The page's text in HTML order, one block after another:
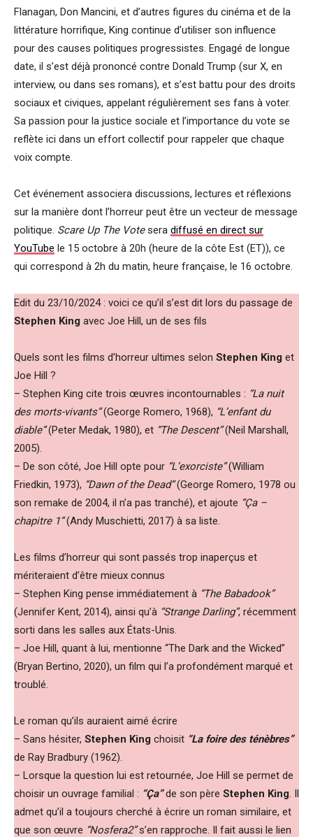
Flanagan, Don Mancini, et d’autres figures du cinéma et de la
littérature horrifique, King continue d’utiliser son influence
pour des causes politiques progressistes. Engagé de longue
date, il s’est déjà prononcé contre Donald Trump (sur X, en
interview, ou dans ses romans), et s’est battu pour des droits
sociaux et civiques, appelant régulièrement ses fans à voter.
Sa passion pour la justice sociale et l’importance du vote se
reflète ici dans un effort collectif pour rappeler que chaque
voix compte.
Cet événement associera discussions, lectures et réflexions
sur la manière dont l’horreur peut être un vecteur de message
politique. Scare Up The Votesera diffusé en direct sur
YouTube le 15 octobre à 20h (heure de la côte Est (ET)), ce
qui correspond à 2h du matin, heure française, le 16 octobre.
Edit du 23/10/2024 : voici ce qu’il s’est dit lors du passage de
Stephen King avec Joe Hill, un de ses fils
Quels sont les films d’horreur ultimes selon Stephen King et
Joe Hill ?
– Stephen King cite trois œuvres incontournables : “La nuit
des morts-vivants”(George Romero, 1968), “L’enfant du
diable”(Peter Medak, 1980), et “The Descent”(Neil Marshall,
2005).
– De son côté, Joe Hill opte pour “L’exorciste”(William
Friedkin, 1973), “Dawn of the Dead”(George Romero, 1978 ou
son remake de 2004, il n’a pas tranché), et ajoute “Ça –
chapitre 1”(Andy Muschietti, 2017) à sa liste.
Les films d’horreur qui sont passés trop inaperçus et
mériteraient d’être mieux connus
– Stephen King pense immédiatement à “The Babadook”
(Jennifer Kent, 2014), ainsi qu’à “Strange Darling”, récemment
sorti dans les salles aux États-Unis.
– Joe Hill, quant à lui, mentionne “The Dark and the Wicked”
(Bryan Bertino, 2020), un film qui l’a profondément marqué et
troublé.
Le roman qu’ils auraient aimé écrire
– Sans hésiter, Stephen King choisit “La foire des ténèbres”
de Ray Bradbury (1962).
– Lorsque la question lui est retournée, Joe Hill se permet de
choisir un ouvrage familial : “Ça”de son père Stephen King. Il
admet qu’il a toujours cherché à écrire un roman similaire, et
que son œuvre “Nosfera2”s’en rapproche. Il fait aussi le lien